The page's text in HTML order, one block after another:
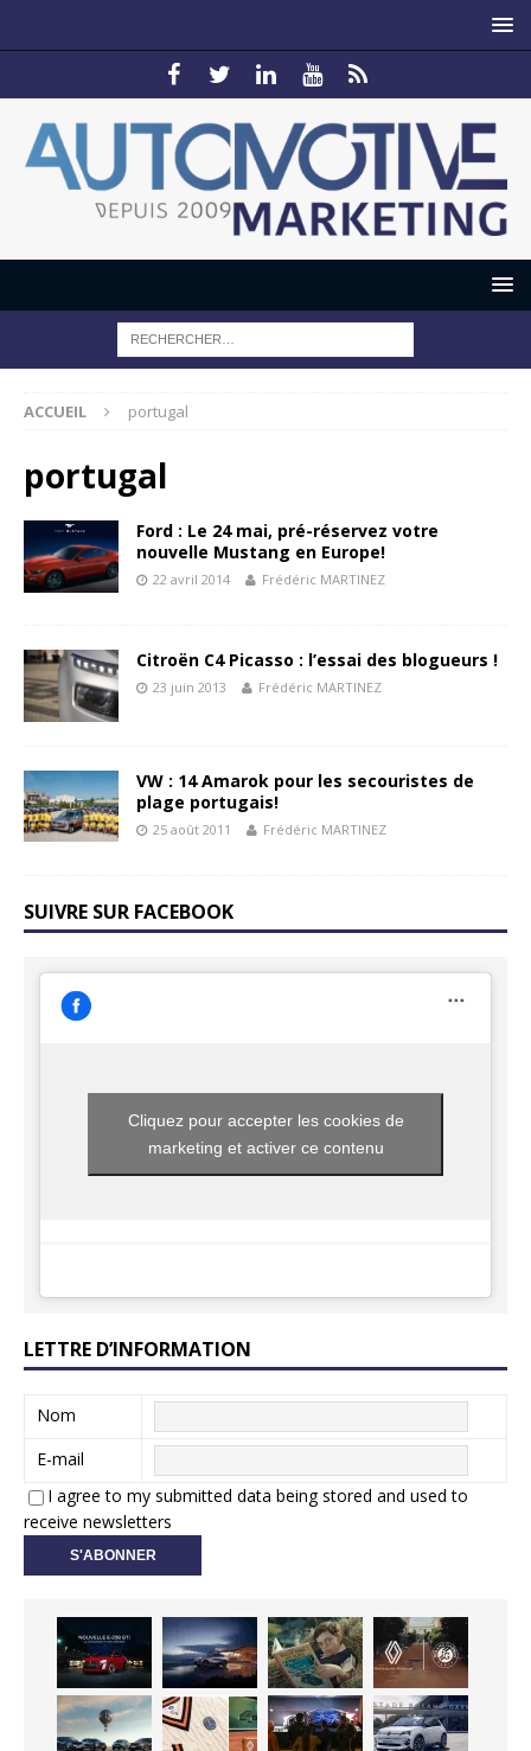
ACCUEIL portugal
portugal
Ford : Le 24 mai, pré-réservez votre
nouvelle Mustang en Europe!
22 avril 2014 Frédéric MARTINEZ
Citroën C4 Picasso : l’essai des blogueurs !
23 juin 2013 Frédéric MARTINEZ
VW : 14 Amarok pour les secouristes de
plage portugais!
25 août 2011 Frédéric MARTINEZ
SUIVRE SUR FACEBOOK
Cliquez pour accepter les cookies de
marketing et activer ce contenu
LETTRE D’INFORMATION
Nom
E-mail
I agree to my submitted data being stored and used to
receive newsletters